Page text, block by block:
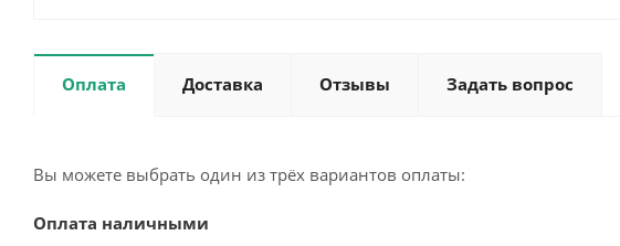
Оплата Доставка Отзывы Задать вопрос
Вы можете выбрать один из трёх вариантов оплаты:
Оплата наличными